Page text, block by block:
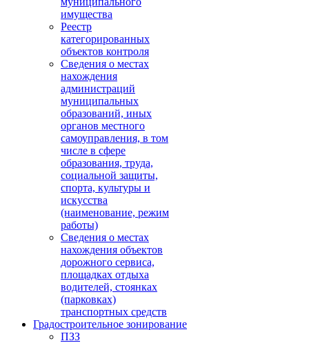
имущества
Реестр
категорированных
объектов контроля
Сведения о местах
нахождения
администраций
муниципальных
образований, иных
органов местного
самоуправления, в том
числе в сфере
образования, труда,
социальной защиты,
спорта, культуры и
искусства
(наименование, режим
работы)
Сведения о местах
нахождения объектов
дорожного сервиса,
площадках отдыха
водителей, стоянках
(парковках)
транспортных средств
Градостроительное зонирование
ПЗЗ